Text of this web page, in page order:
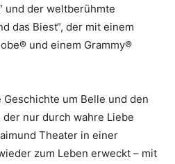
und der weltberühmte
das Biest“, der mit einem
und einem Grammy®
um Belle und den
nur durch wahre Liebe
Theater in einer
zum Leben erweckt – mit